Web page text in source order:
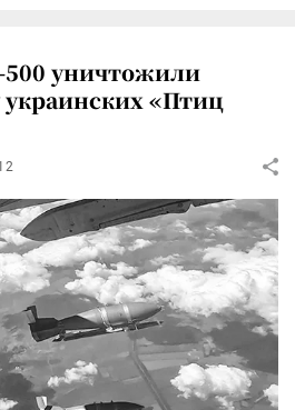
уничтожили
«Птиц